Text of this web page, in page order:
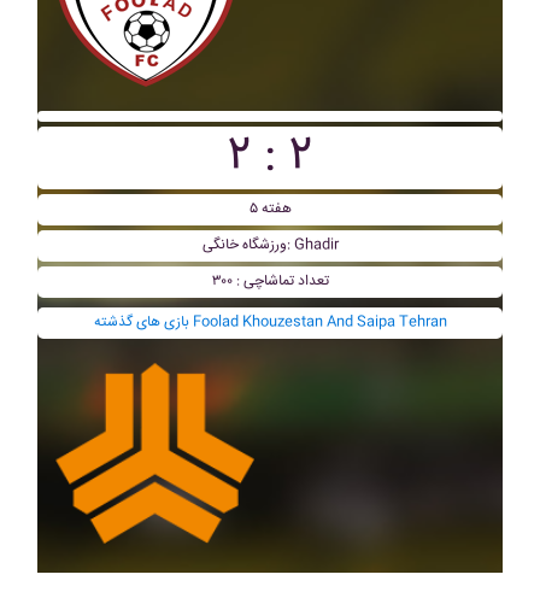
۲ : ۲
هفته ۵
ورزشگاه خانگی: Ghadir
تعداد تماشاچی : ۳۰۰
بازی های گذشته Foolad Khouzestan And Saipa Tehran